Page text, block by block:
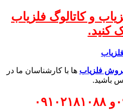
و کاتالوگ فلزیاب
کنید.
فلزیاب ها با کارشناسان ما در
باشید.
و ۰۹۱۰۲۱۸۱۰۸۸